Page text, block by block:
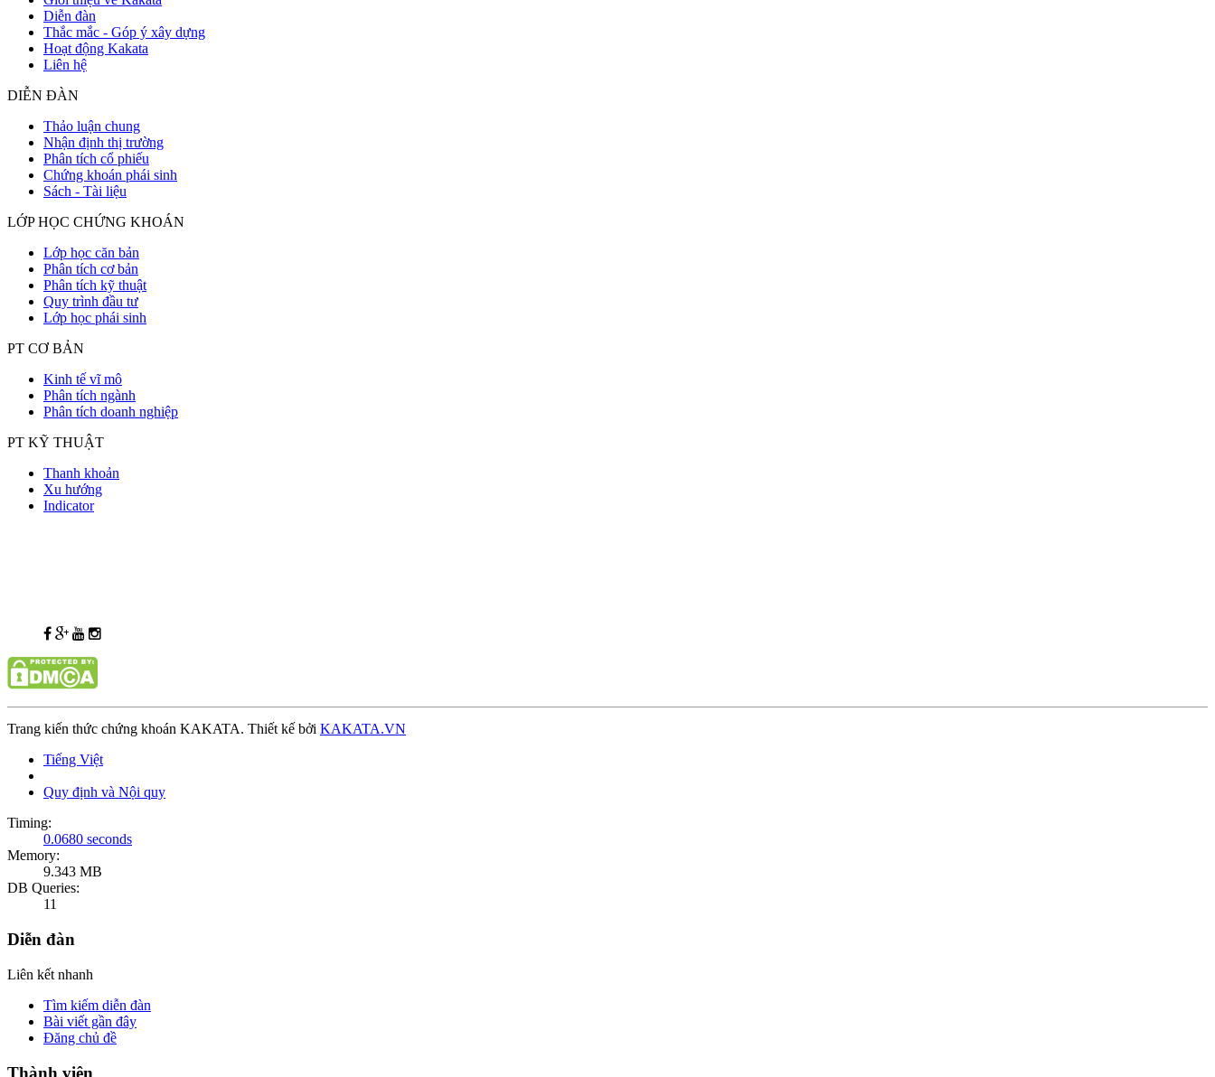
Diễn đàn
Thắc mắc - Góp ý xây dựng
Hoạt động Kakata
Liên hệ
DIỄN ĐÀN
Thảo luận chung
Nhận định thị trường
Phân tích cổ phiếu
Chứng khoán phái sinh
Sách - Tài liệu
LỚP HỌC CHỨNG KHOÁN
Lớp học căn bản
Phân tích cơ bản
Phân tích kỹ thuật
Quy trình đầu tư
Lớp học phái sinh
PT CƠ BẢN
Kinh tế vĩ mô
Phân tích ngành
Phân tích doanh nghiệp
PT KỸ THUẬT
Thanh khoản
Xu hướng
Indicator
Trang kiến thức chứng khoán KAKATA. Thiết kế bởi KAKATA.VN
Tiếng Việt
Quy định và Nội quy
Timing:
0.0680 seconds
Memory:
9.343 MB
DB Queries:
11
Diễn đàn
Liên kết nhanh
Tìm kiếm diễn đàn
Bài viết gần đây
Đăng chủ đề
Thành viên